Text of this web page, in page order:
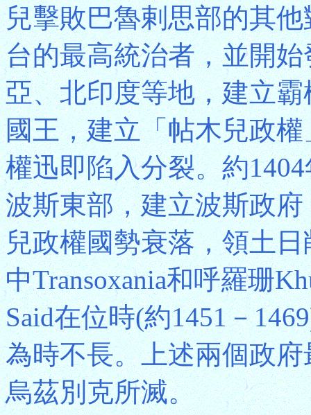
兒擊敗巴魯剌思部的其
台的最高統治者，並開
亞、北印度等地，建立
國王，建立「帖木兒政
權迅即陷入分裂。約
波斯東部，建立波斯政
兒政權國勢衰落，領土
中Transoxania和呼羅珊
Said在位時(約1451－
為時不長。上述兩個政
烏茲別克所滅。